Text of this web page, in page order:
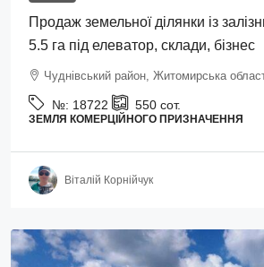
Продаж земельної ділянки із
5.5 га під елеватор, склади, бізнес
Чуднівський район, Житомирська
№: 18722 550 сот.
ЗЕМЛЯ КОМЕРЦІЙНОГО ПРИЗНАЧЕННЯ
Віталій Корнійчук